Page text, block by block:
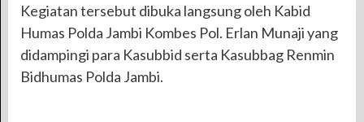
Kegiatan tersebut dibuka langsung oleh Kabid
Humas Polda Jambi Kombes Pol. Erlan Munaji yang
didampingi para Kasubbid serta Kasubbag Renmin
Bidhumas Polda Jambi.